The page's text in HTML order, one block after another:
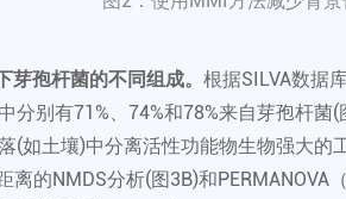
芽孢杆菌的不同组成。 根据SILVA数据
分别有71%、74%和78%来自芽孢杆
(如土壤)中分离活性功能物生物强大的工
离的NMDS分析(图3B)和PERMANOVA